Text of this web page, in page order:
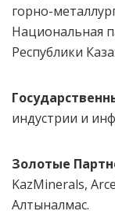
горно-
Национальная
Республики
индустрии и
Золотые
KazMinerals,
Алтыналмас.